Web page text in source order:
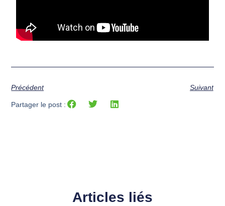
Précédent Suivant
Partager le post :
Articles liés